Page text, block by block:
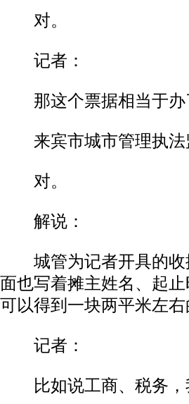
对。
记者：
那这个票据相当于办
来宾市城市管理执法
对。
解说：
城管为记者开具的收
面也写着摊主姓名、起
可以得到一块两平米左右
记者：
比如说工商、税务，